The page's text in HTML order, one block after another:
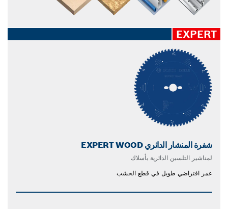
EXPERT
شفرة المنشار الدائري EXPERT WOOD
لمناشير التلسين الدائرية بأسلاك
عمر افتراضي طويل في قطع الخشب